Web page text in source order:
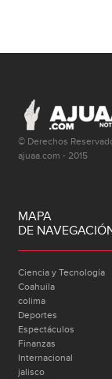
© Derechos
ajuaa.com - 2015
MAPA
DE
Ciencia y Tecnología
Coahuila
colima
Deportes
Espectáculos
Finanzas
Internacional
jalisco